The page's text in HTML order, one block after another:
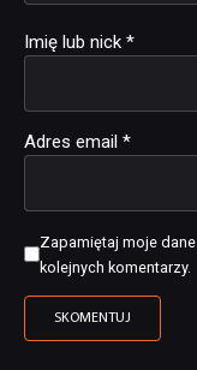
Imię lub nick *
Adres email *
Zapamiętaj moje
kolejnych komentarzy.